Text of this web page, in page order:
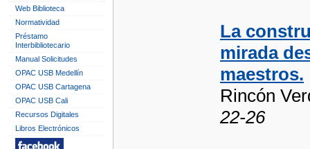
Web Biblioteca
Normatividad
Préstamo
Interbibliotecario
Manual Solicitudes
OPAC USB Medellín
OPAC USB Cartagena
OPAC USB Cali
Recursos Digitales
Libros Electrónicos
La
mirada
maestros.
Rincón
22-26